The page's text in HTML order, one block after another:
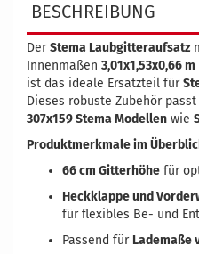
BESCHREIBUNG
DerStema Laubgitteraufsatz
Innenmaßen 3,01x1,53x0,66 m
ist das ideale Ersatzteil für
Dieses robuste Zubehör
307x159 Stema Modellen wie
Produktmerkmale im
66 cm Gitterhöhe für
Heckklappe und
für flexibles Be- und
Passend für Lademaße